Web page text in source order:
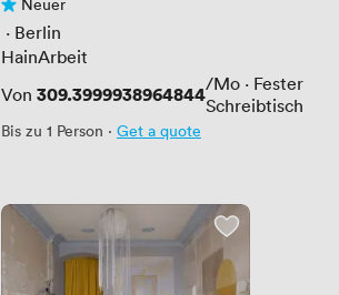
Noch keine Bewertungen
· Berlin
HainArbeit
Von Preis
309.3999938964844/Mo · Fester
Schreibtisch
Bis zu 1 Person · Get a quote